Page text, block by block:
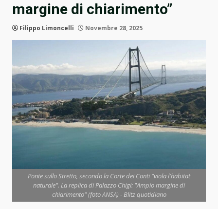
margine di chiarimento”
Filippo Limoncelli Novembre 28, 2025
Ponte sullo Stretto, secondo la Corte dei Conti "viola l'habitat
naturale". La replica di Palazzo Chigi: "Ampio margine di
chiarimento" (foto ANSA) - Blitz quotidiano